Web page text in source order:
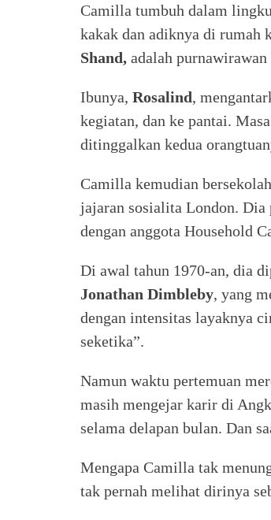
Camilla tumbuh dalam
kakak dan adiknya di rumah
Shand, adalah
Ibunya, Rosalind,
kegiatan, dan ke pantai.
ditinggalkan kedua
Camilla kemudian
jajaran sosialita London. Dia
dengan anggota Household
Di awal tahun 1970-an, dia
Jonathan Dimbleby, yang
dengan intensitas layaknya
seketika”.
Namun waktu pertemuan
masih mengejar karir di
selama delapan bulan. Dan
Mengapa Camilla tak
tak pernah melihat dirinya